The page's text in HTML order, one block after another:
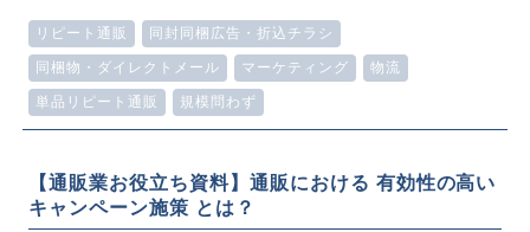
リピート通販 同封同梱広告・折込チラシ
同梱物・ダイレクトメール マーケティング 物流
単品リピート通販 規模問わず
【通販業お役立ち資料】通販における 有効性の高い
キャンペーン施策 とは？